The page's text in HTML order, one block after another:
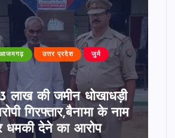
आजमगढ़ उत्तर प्रदेश जुर्म
की जमीन धोखाधड़ी
गिरफ्तार,बैनामा के नाम
धमकी देने का आरोप